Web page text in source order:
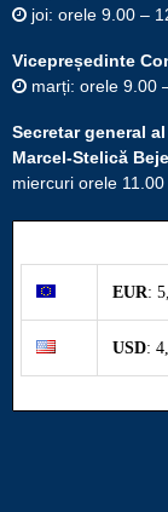
joi: orele 9.00 –
Vicepreședinte
marți: orele 9.00
Secretar general
Marcel-Stelică
miercuri orele
EUR:
USD: